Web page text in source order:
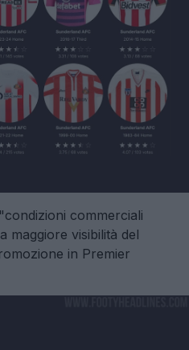
commerciali
maggiore visibilità del
in Premier